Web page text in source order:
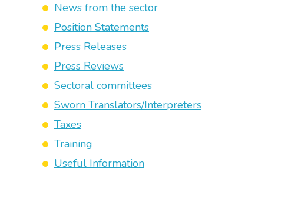
News from the sector
Position Statements
Press Releases
Press Reviews
Sectoral committees
Sworn Translators/Interpreters
Taxes
Training
Useful Information